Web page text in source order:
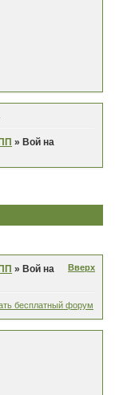
» Вой на
»Вой на
Вверх
бесплатный форум